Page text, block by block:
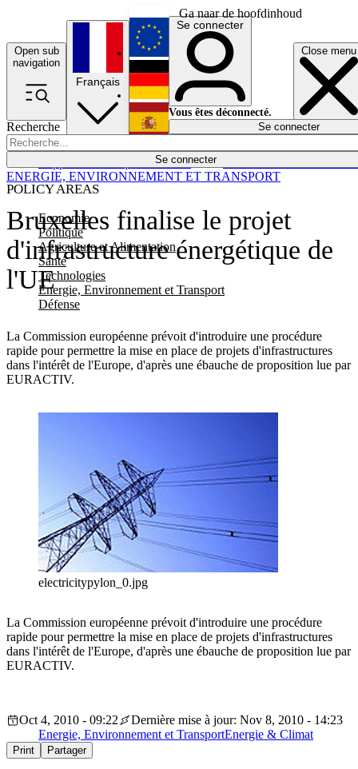
Ga naar de hoofdinhoud
Open sub
navigation
Close menu
Recherche
Se connecter
POLICY AREAS
Economie
Politique
Agriculture et Alimentation
Santé
Technologies
Energie, Environnement et Transport
Défense
Économie
Français
English
Deutsch
Español
Se connecter
Vous êtes déconnecté.
Se connecter
Bruxelles finalise le projet
d'infrastructure énergétique de
l'UE
La Commission européenne prévoit d'introduire une procédure
rapide pour permettre la mise en place de projets d'infrastructures
dans l'intérêt de l'Europe, d'après une ébauche de proposition lue par
EURACTIV.
ENERGIE, ENVIRONNEMENT ET TRANSPORT
electricitypylon_0.jpg
La Commission européenne prévoit d'introduire une procédure
rapide pour permettre la mise en place de projets d'infrastructures
dans l'intérêt de l'Europe, d'après une ébauche de proposition lue par
EURACTIV.
Oct 4, 2010 - 09:22
Dernière mise à jour: Nov 8, 2010 - 14:23
Energie, Environnement et TransportEnergie & Climat
Print Partager